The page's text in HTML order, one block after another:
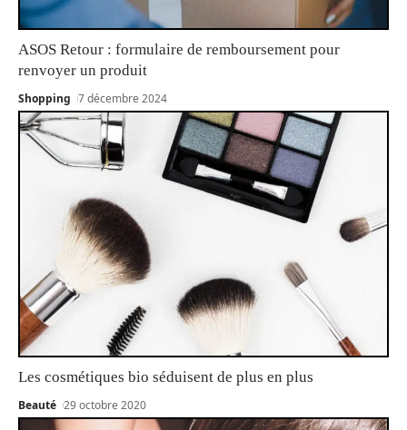
ASOS Retour : formulaire de remboursement pour
renvoyer un produit
Shopping 7 décembre 2024
Les cosmétiques bio séduisent de plus en plus
Beauté 29 octobre 2020